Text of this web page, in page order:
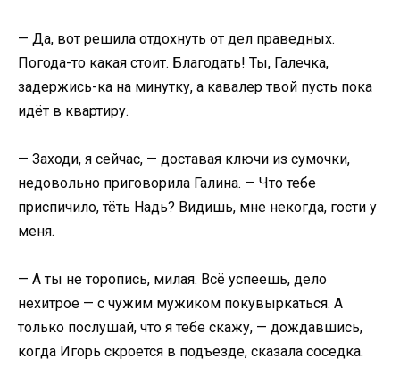
— Да, вот решила отдохнуть от дел праведных.
Погода-то какая стоит. Благодать! Ты, Галечка,
задержись-ка на минутку, а кавалер твой пусть пока
идёт в квартиру.
— Заходи, я сейчас, — доставая ключи из сумочки,
недовольно приговорила Галина. — Что тебе
приспичило, тёть Надь? Видишь, мне некогда, гости у
меня.
— А ты не торопись, милая. Всё успеешь, дело
нехитрое — с чужим мужиком покувыркаться. А
только послушай, что я тебе скажу, — дождавшись,
когда Игорь скроется в подъезде, сказала соседка.